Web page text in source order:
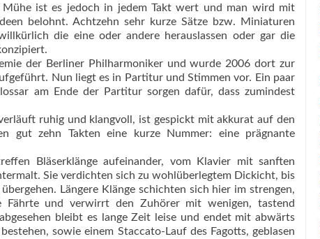
ist es jedoch in jedem Takt wert und man wird mit
belohnt. Achtzehn sehr kurze Sätze bzw. Miniaturen
die eine oder andere herauslassen oder gar die
der Berliner Philharmoniker und wurde 2006 dort zur
Nun liegt es in Partitur und Stimmen vor. Ein paar
am Ende der Partitur sorgen dafür, dass zumindest
ruhig und klangvoll, ist gespickt mit akkurat auf den
gut zehn Takten eine kurze Nummer: eine prägnante
Bläserklänge aufeinander, vom Klavier mit sanften
Sie verdichten sich zu wohlüberlegtem Dickicht, bis
Längere Klänge schichten sich hier im strengen,
Fährte und verwirrt den Zuhörer mit wenigen, tastend
bleibt es lange Zeit leise und endet mit abwärts
sowie einem Staccato-Lauf des Fagotts, geblasen